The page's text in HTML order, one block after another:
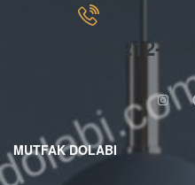
+90-212-
MUTFAK DOLABI